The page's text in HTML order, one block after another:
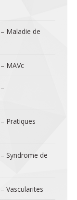
Maladie de
MAVc
Pratiques
Syndrome de
Vascularites